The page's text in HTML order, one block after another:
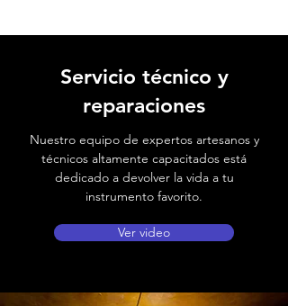
Servicio técnico y
reparaciones
Nuestro equipo de expertos artesanos y
técnicos altamente capacitados está
dedicado a devolver la vida a tu
instrumento favorito.
Ver video